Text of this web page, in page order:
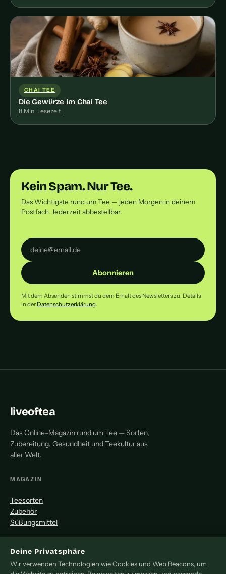
CHAI TEE
Die Gewürze im Chai Tee
8 Min. Lesezeit
Kein Spam. Nur Tee.
Das Wichtigste rund um Tee — jeden Morgen in deinem
Postfach. Jederzeit abbestellbar.
Abonnieren
Mit dem Absenden stimmst du dem Erhalt des Newsletters zu. Details
in der Datenschutzerklärung.
liveoftea
Das Online-Magazin rund um Tee — Sorten,
Zubereitung, Gesundheit und Teekultur aus
aller Welt.
MAGAZIN
Teesorten
Zubehör
Süßungsmittel
MITMACHEN
Redaktion
Deine Privatsphäre
Wir verwenden Technologien wie Cookies und Web Beacons, um